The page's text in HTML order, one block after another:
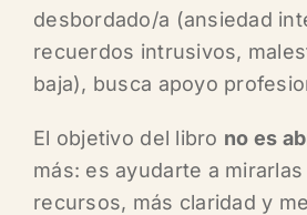
desbordado/a (ansiedad
recuerdos intrusivos,
baja), busca apoyo
El objetivo del libro no es
más: es ayudarte a
recursos, más claridad y